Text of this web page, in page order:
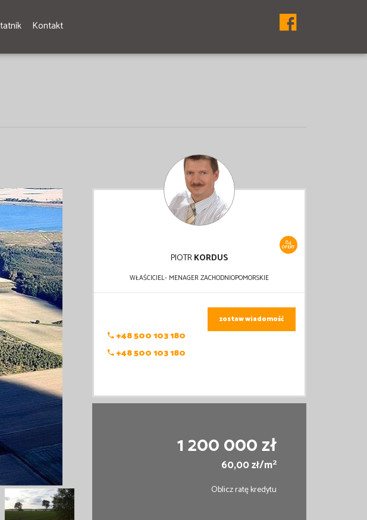
Kontakt
84
OFERT
PIOTRKORDUS
WŁAŚCICIEL- MENAGER ZACHODNIOPOMORSKIE
+48 500 103 180
+48 500 103 180
zostaw wiadomość
1 200 000 zł
60,00 zł/m2
Oblicz ratę kredytu